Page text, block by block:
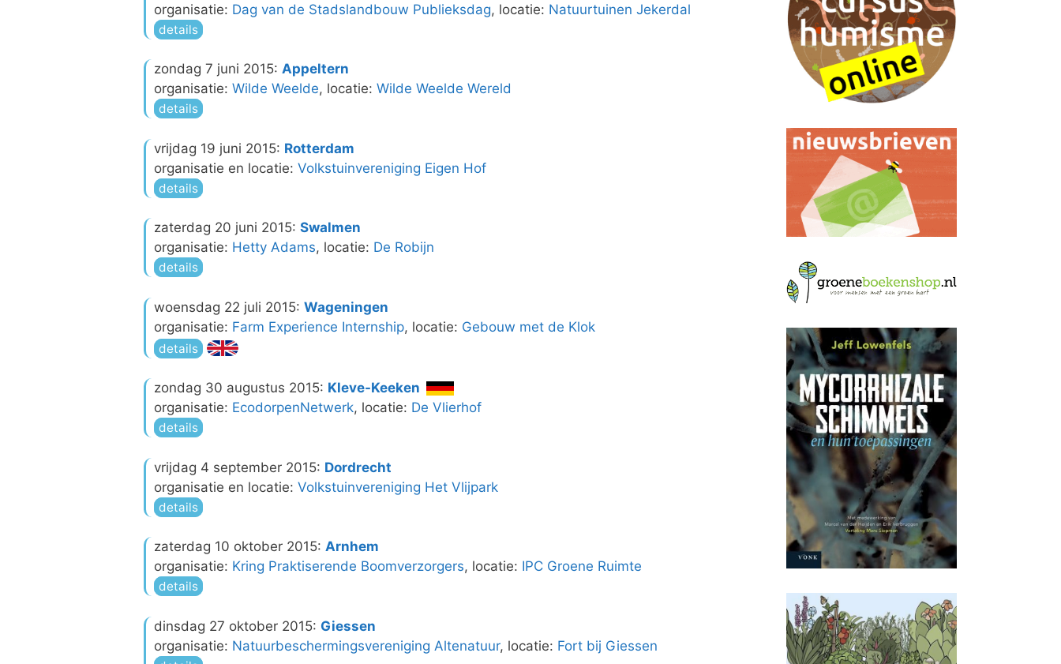
organisatie: Dag van de Stadslandbouw Publieksdag, locatie: Natuurtuinen Jekerdal
details
zondag 7 juni 2015: Appeltern
organisatie: Wilde Weelde, locatie: Wilde Weelde Wereld
details
vrijdag 19 juni 2015: Rotterdam
organisatie en locatie: Volkstuinvereniging Eigen Hof
details
zaterdag 20 juni 2015: Swalmen
organisatie: Hetty Adams, locatie: De Robijn
details
woensdag 22 juli 2015: Wageningen
organisatie: Farm Experience Internship, locatie: Gebouw met de Klok
details
zondag 30 augustus 2015: Kleve-Keeken
organisatie: EcodorpenNetwerk, locatie: De Vlierhof
details
vrijdag 4 september 2015: Dordrecht
organisatie en locatie: Volkstuinvereniging Het Vlijpark
details
zaterdag 10 oktober 2015: Arnhem
organisatie: Kring Praktiserende Boomverzorgers, locatie: IPC Groene Ruimte
details
dinsdag 27 oktober 2015: Giessen
organisatie: Natuurbeschermingsvereniging Altenatuur, locatie: Fort bij Giessen